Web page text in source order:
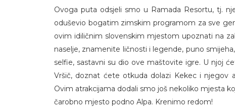
Ovoga puta odsjeli smo u Ramada Resortu, tj.
oduševio bogatim zimskim programom za sve
ovim idiličnim slovenskim mjestom upoznati na
naselje, znamenite ličnosti i legende, puno
selfie, sastavni su dio ove maštovite igre. U njoj
Vršič, doznat ćete otkuda dolazi Kekec i njegov
Ovim atrakcijama dodali smo još nekoliko mjesta
čarobno mjesto podno Alpa. Krenimo redom!